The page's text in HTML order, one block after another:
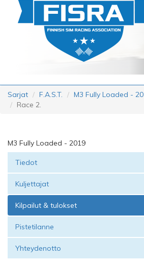
Sarjat F.A.S.T. M3 Fully Loaded -
Race 2.
M3 Fully Loaded - 2019
Tiedot
Kuljettajat
Kilpailut & tulokset
Pistetilanne
Yhteydenotto